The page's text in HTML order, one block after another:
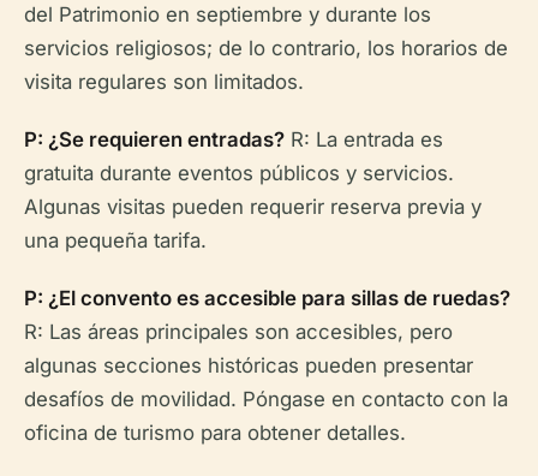
del Patrimonio en septiembre y durante los
servicios religiosos; de lo contrario, los horarios de
visita regulares son limitados.
P: ¿Se requieren entradas? R: La entrada es
gratuita durante eventos públicos y servicios.
Algunas visitas pueden requerir reserva previa y
una pequeña tarifa.
P: ¿El convento es accesible para sillas de ruedas?
R: Las áreas principales son accesibles, pero
algunas secciones históricas pueden presentar
desafíos de movilidad. Póngase en contacto con la
oficina de turismo para obtener detalles.